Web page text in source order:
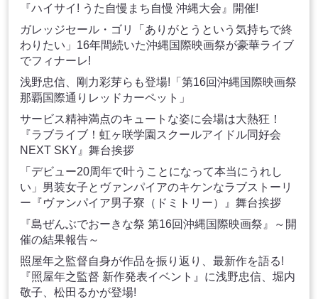
『ハイサイ! うた自慢まち自慢 沖縄大会』開催!
ガレッジセール・ゴリ「ありがとうという気持ちで終
わりたい」16年間続いた沖縄国際映画祭が豪華ライブ
でフィナーレ!
浅野忠信、剛力彩芽らも登場!「第16回沖縄国際映画祭
那覇国際通りレッドカーペット」
サービス精神満点のキュートな姿に会場は大熱狂！
『ラブライブ！虹ヶ咲学園スクールアイドル同好会
NEXT SKY』舞台挨拶
「デビュー20周年で叶うことになって本当にうれし
い」男装女子とヴァンパイアのキケンなラブストーリ
ー『ヴァンパイア男子寮（ドミトリー）』舞台挨拶
『島ぜんぶでおーきな祭 第16回沖縄国際映画祭』～開
催の結果報告～
照屋年之監督自身が作品を振り返り、最新作を語る!
『照屋年之監督 新作発表イベント』に浅野忠信、堀内
敬子、松田るかが登場!